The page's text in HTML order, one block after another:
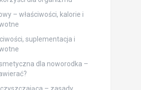
– właściwości, kalorie i
suplementacja i
dla noworodka –
– zasady,